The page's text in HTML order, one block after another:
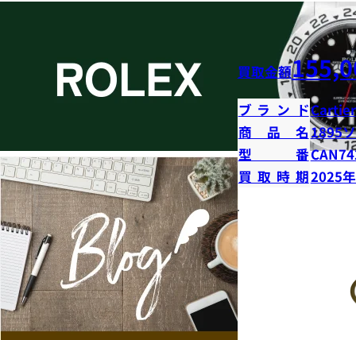
買取金額
ブランドCartier
商品名1895
型番
買取時期2025